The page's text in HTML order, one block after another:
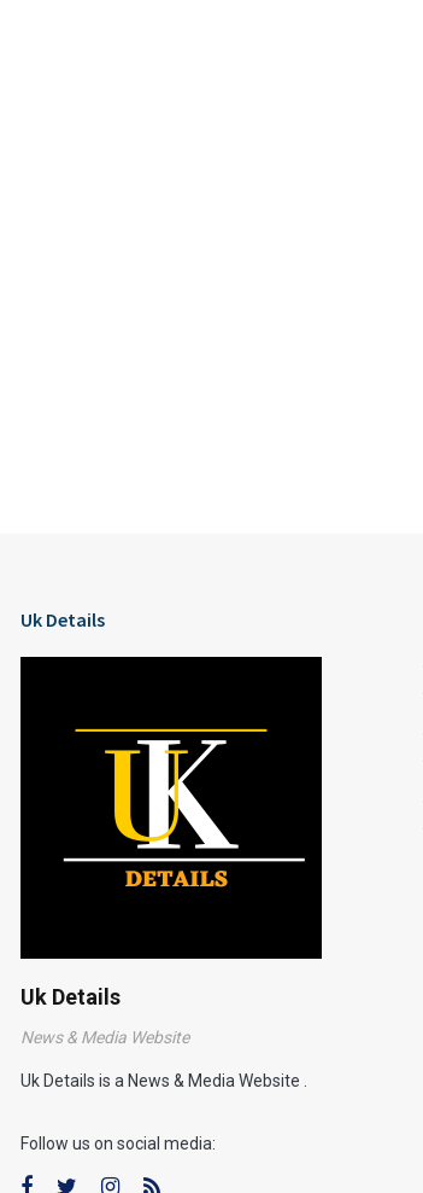
Uk Details
Uk Details
News & Media Website
Uk Details is a News & Media Website .
Follow us on social media: